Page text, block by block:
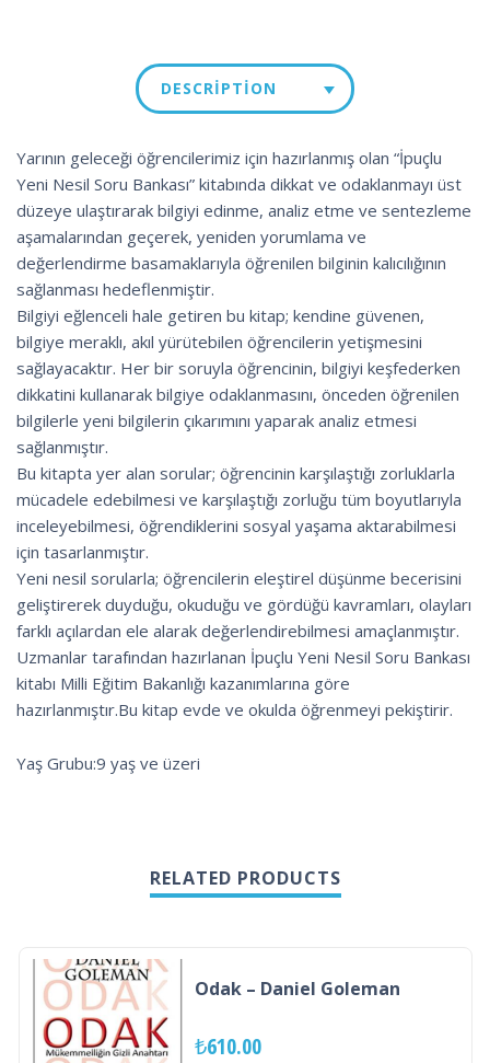
DESCRIPTION
Yarının geleceği öğrencilerimiz için hazırlanmış olan “İpuçlu
Yeni Nesil Soru Bankası” kitabında dikkat ve odaklanmayı üst
düzeye ulaştırarak bilgiyi edinme, analiz etme ve sentezleme
aşamalarından geçerek, yeniden yorumlama ve
değerlendirme basamaklarıyla öğrenilen bilginin kalıcılığının
sağlanması hedeflenmiştir.
Bilgiyi eğlenceli hale getiren bu kitap; kendine güvenen,
bilgiye meraklı, akıl yürütebilen öğrencilerin yetişmesini
sağlayacaktır. Her bir soruyla öğrencinin, bilgiyi keşfederken
dikkatini kullanarak bilgiye odaklanmasını, önceden öğrenilen
bilgilerle yeni bilgilerin çıkarımını yaparak analiz etmesi
sağlanmıştır.
Bu kitapta yer alan sorular; öğrencinin karşılaştığı zorluklarla
mücadele edebilmesi ve karşılaştığı zorluğu tüm boyutlarıyla
inceleyebilmesi, öğrendiklerini sosyal yaşama aktarabilmesi
için tasarlanmıştır.
Yeni nesil sorularla; öğrencilerin eleştirel düşünme becerisini
geliştirerek duyduğu, okuduğu ve gördüğü kavramları, olayları
farklı açılardan ele alarak değerlendirebilmesi amaçlanmıştır.
Uzmanlar tarafından hazırlanan İpuçlu Yeni Nesil Soru Bankası
kitabı Milli Eğitim Bakanlığı kazanımlarına göre
hazırlanmıştır.Bu kitap evde ve okulda öğrenmeyi pekiştirir.
Yaş Grubu:9 yaş ve üzeri
RELATED PRODUCTS
Odak – Daniel Goleman
₺610.00